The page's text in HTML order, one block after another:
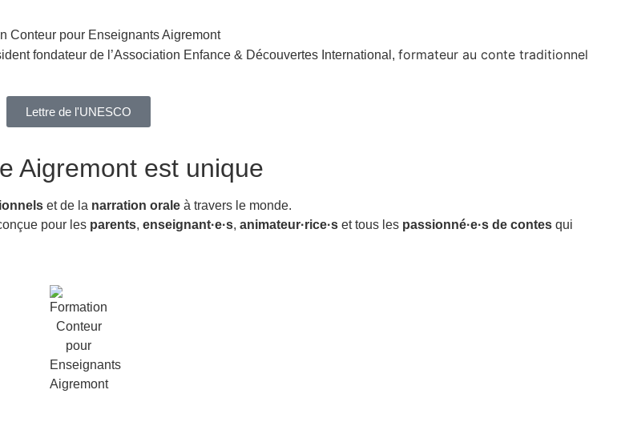
fondateur de l’Association Enfance & Découvertes International, formateur au conte traditionnel
Lettre de l'UNESCO
Aigremont est unique
et de la narration orale à travers le monde.
pour les parents, enseignant·e·s, animateur·rice·s et tous les passionné·e·s de contes qui